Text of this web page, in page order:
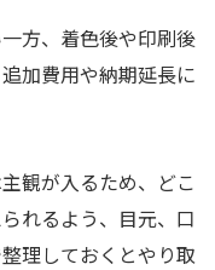
方、着色後や印刷後
加費用や納期延長に
観が入るため、どこ
れるよう、目元、口
理しておくとやり取